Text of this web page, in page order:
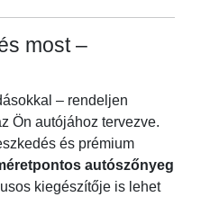
most –
– rendeljen
Ön autójához tervezve.
és prémium
autószőnyeg
kiegészítője is lehet